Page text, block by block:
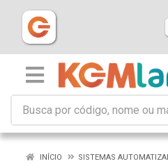
INÍCIO
SISTEMAS